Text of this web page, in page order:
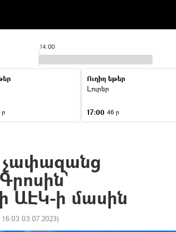
14:00
ր
Ուղիղ եթեր
Լուրեր
17:00 46 ր
ԱԷԿ-ի մասին
16:03 03.07.2023)